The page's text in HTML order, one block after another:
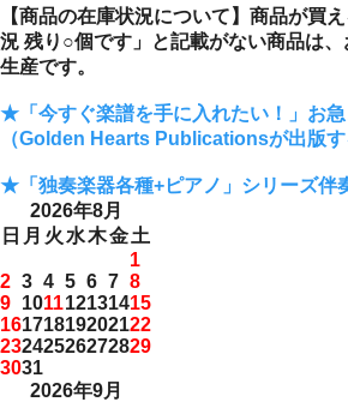
【商品の在庫状況について】商品が買
況 残り○個です」と記載がない商品は
生産です。
★「今すぐ楽譜を手に入れたい！」お急
（Golden Hearts Publicationsが出版す
★「独奏楽器各種+ピアノ」シリーズ伴
2026年8月
日 月 火 水木金土
1
2 3 4 5 6 7 8
9 101112131415
16171819202122
23242526272829
3031
2026年9月